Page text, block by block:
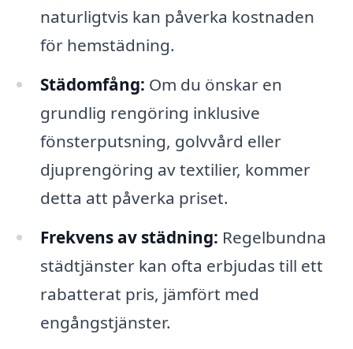
naturligtvis kan påverka kostnaden
för hemstädning.
Städomfång: Om du önskar en
grundlig rengöring inklusive
fönsterputsning, golvvård eller
djuprengöring av textilier, kommer
detta att påverka priset.
Frekvens av städning: Regelbundna
städtjänster kan ofta erbjudas till ett
rabatterat pris, jämfört med
engångstjänster.